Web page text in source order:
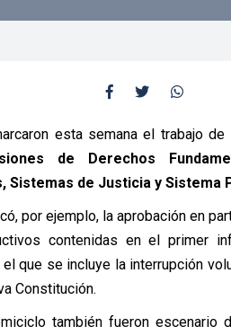
esta semana el trabajo de
de Derechos
Sistemas de Justicia y Sistema
por ejemplo, la aprobación en
contenidas en el primer
que se incluye la interrupción
Constitución.
también fueron escenario